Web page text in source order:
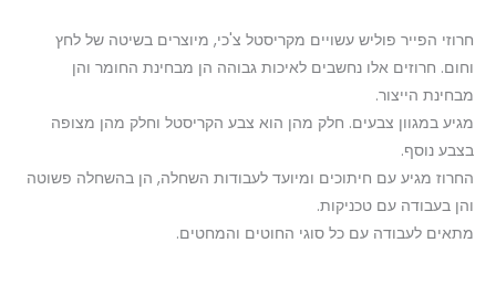
חרוזי הפייר פוליש עשויים מקריסטל צ'כי, מיוצרים בשיטה של לחץ
וחום. חרוזים אלו נחשבים לאיכות גבוהה הן מבחינת החומר והן
מבחינת הייצור.
מגיע במגוון צבעים. חלק מהן הוא צבע הקריסטל וחלק מהן מצופה
בצבע נוסף.
החרוז מגיע עם חיתוכים ומיועד לעבודות השחלה, הן בהשחלה פשוטה
והן בעבודה עם טכניקות.
מתאים לעבודה עם כל סוגי החוטים והמחטים.